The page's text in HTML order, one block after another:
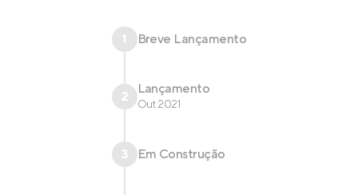
1 Breve Lançamento
2 Lançamento
Out 2021
3 Em Construção